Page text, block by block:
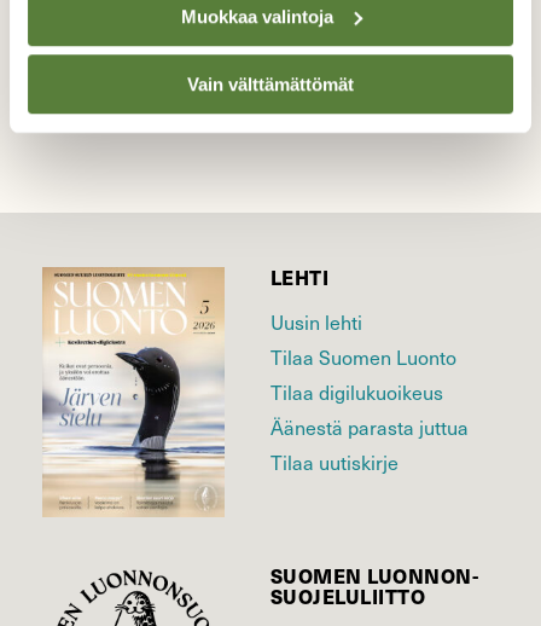
Muokkaa valintoja
Vain välttämättömät
TAKAISIN LISTAAN
LEHTI
Uusin lehti
Tilaa Suomen Luonto
Tilaa digilukuoikeus
Äänestä parasta juttua
Tilaa uutiskirje
SUOMEN LUONNON­
SUOJELU­LIITTO